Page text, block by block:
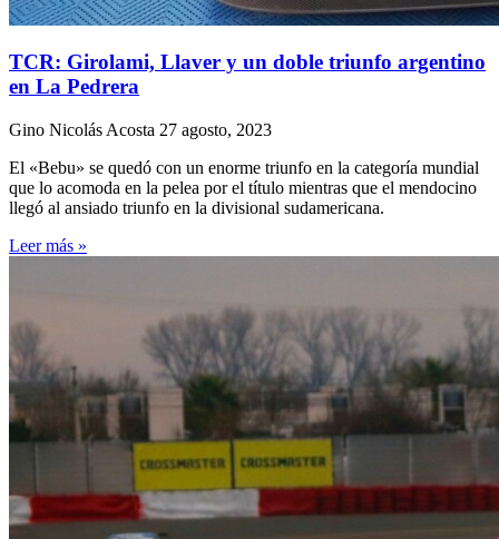
TCR: Girolami, Llaver y un doble triunfo argentino
en La Pedrera
Gino Nicolás Acosta 27 agosto, 2023
El «Bebu» se quedó con un enorme triunfo en la categoría mundial
que lo acomoda en la pelea por el título mientras que el mendocino
llegó al ansiado triunfo en la divisional sudamericana.
Leer más »